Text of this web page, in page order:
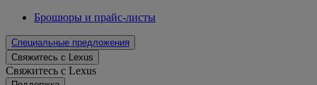
Брошюры и прайс-листы
Специальные предложения
Свяжитесь с Lexus
Свяжитесь с Lexus